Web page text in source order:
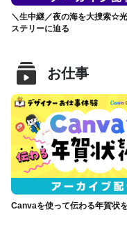
＼生中継／夜の海を大捜索☆
ステリーに迫る
お仕事
Canvaを使って伝わる年賀状